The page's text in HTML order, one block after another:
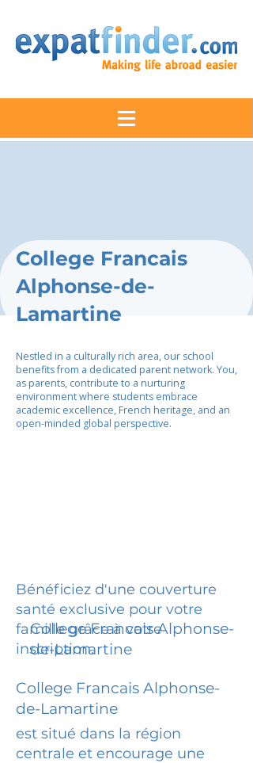
College Francais
Alphonse-de-
Lamartine
Nestled in a culturally rich area, our school
benefits from a dedicated parent network. You,
as parents, contribute to a nurturing
environment where students embrace
academic excellence, French heritage, and an
open-minded global perspective.
Bénéficiez d'une couverture
santé exclusive pour votre
famille grâce à votre
inscription.
College Francais Alphonse-
de-Lamartine
College Francais Alphonse-
de-Lamartine
est situé dans la région
centrale et encourage une